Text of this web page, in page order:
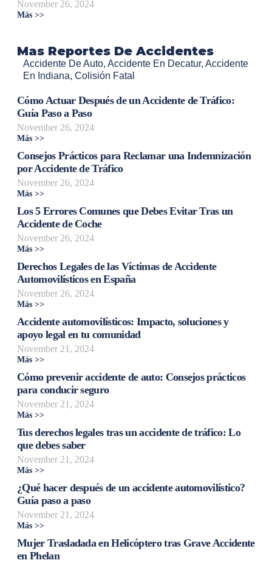
November 26, 2024
Más >>
Mas Reportes De Accidentes
Accidente De Auto, Accidente En Decatur, Accidente
En Indiana, Colisión Fatal
Cómo Actuar Después de un Accidente de Tráfico:
Guía Paso a Paso
November 26, 2024
Más >>
Consejos Prácticos para Reclamar una Indemnización
por Accidente de Tráfico
November 26, 2024
Más >>
Los 5 Errores Comunes que Debes Evitar Tras un
Accidente de Coche
November 26, 2024
Más >>
Derechos Legales de las Víctimas de Accidente
Automovilísticos en España
November 26, 2024
Más >>
Accidente automovilísticos: Impacto, soluciones y
apoyo legal en tu comunidad
November 21, 2024
Más >>
Cómo prevenir accidente de auto: Consejos prácticos
para conducir seguro
November 21, 2024
Más >>
Tus derechos legales tras un accidente de tráfico: Lo
que debes saber
November 21, 2024
Más >>
¿Qué hacer después de un accidente automovilístico?
Guía paso a paso
November 21, 2024
Más >>
Mujer Trasladada en Helicóptero tras Grave Accidente
en Phelan